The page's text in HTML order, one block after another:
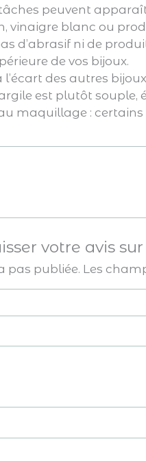
peuvent
vinaigre blanc ou
d’abrasif ni de
de vos bijoux.
l’écart des autres
est plutôt souple,
maquillage : certains
votre avis sur
pas publiée. Les